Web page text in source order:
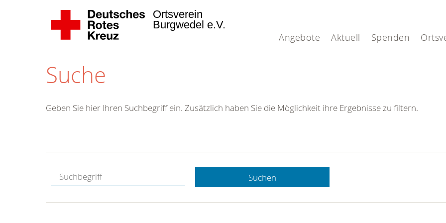
Angebote Aktuell Spenden
Ortsverein
Burgwedel e.V.
Suche
Hotline.
gerne.
Geben Sie hier Ihren Suchbegriff ein. Zusätzlich haben Sie die Möglichkeit ihre Ergebnisse zu filtern.
Suchen